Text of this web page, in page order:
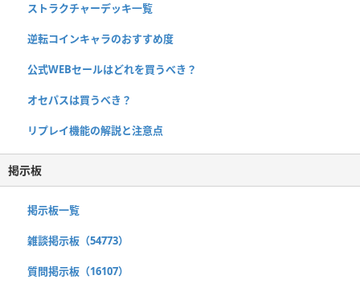
ストラクチャーデッキ一覧
逆転コインキャラのおすすめ度
公式WEBセールはどれを買うべき？
オセパスは買うべき？
リプレイ機能の解説と注意点
掲示板
掲示板一覧
雑談掲示板（54773）
質問掲示板（16107）